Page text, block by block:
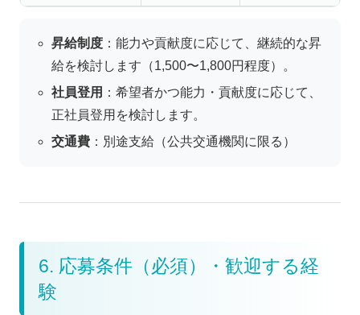
昇給制度 ：能力や貢献度に応じて、継続的な昇
給を検討します（1,500〜1,800円程度）。
社員登用 ：希望者かつ能力・貢献度に応じて、
正社員登用を検討します。
交通費 ：別途支給（公共交通機関に限る）
6. 応募条件（必須）・歓迎する経
験